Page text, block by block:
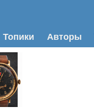
Топики Авторы